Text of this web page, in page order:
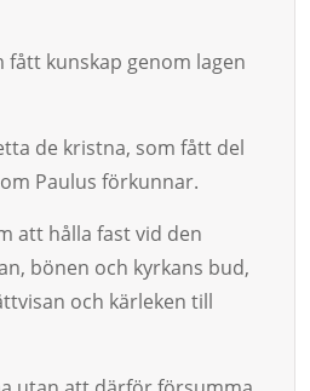
fått kunskap genom lagen
de kristna, som fått del
Paulus förkunnar.
att hålla fast vid den
bö­nen och kyrkans bud,
och kär­le­ken till